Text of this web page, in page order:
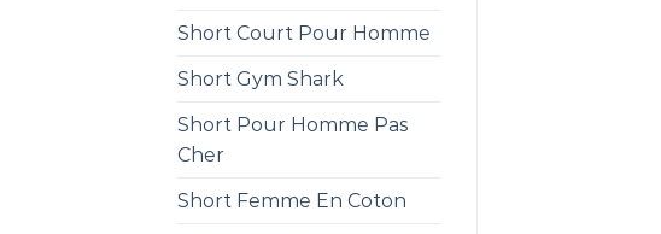
Short Court Pour Homme
Short Gym Shark
Short Pour Homme Pas
Cher
Short Femme En Coton